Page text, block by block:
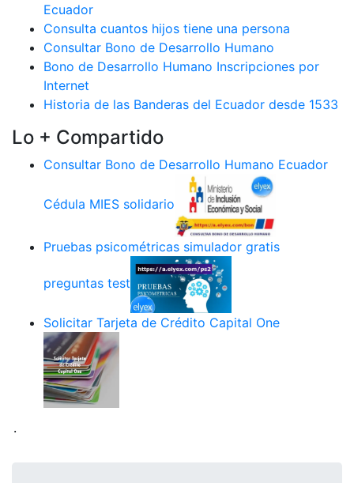
Ecuador
Consulta cuantos hijos tiene una persona
Consultar Bono de Desarrollo Humano
Bono de Desarrollo Humano Inscripciones por
Internet
Historia de las Banderas del Ecuador desde 1533
Lo + Compartido
Consultar Bono de Desarrollo Humano Ecuador
Cédula MIES solidario
Pruebas psicométricas simulador gratis
preguntas test
Solicitar Tarjeta de Crédito Capital One
.